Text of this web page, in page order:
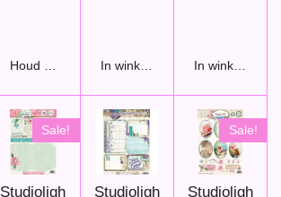
Houd mij op de hoogteIn winkelwagen In winkelwagen
Sale!
Studioligh
Studioligh
Sale!
Studioligh